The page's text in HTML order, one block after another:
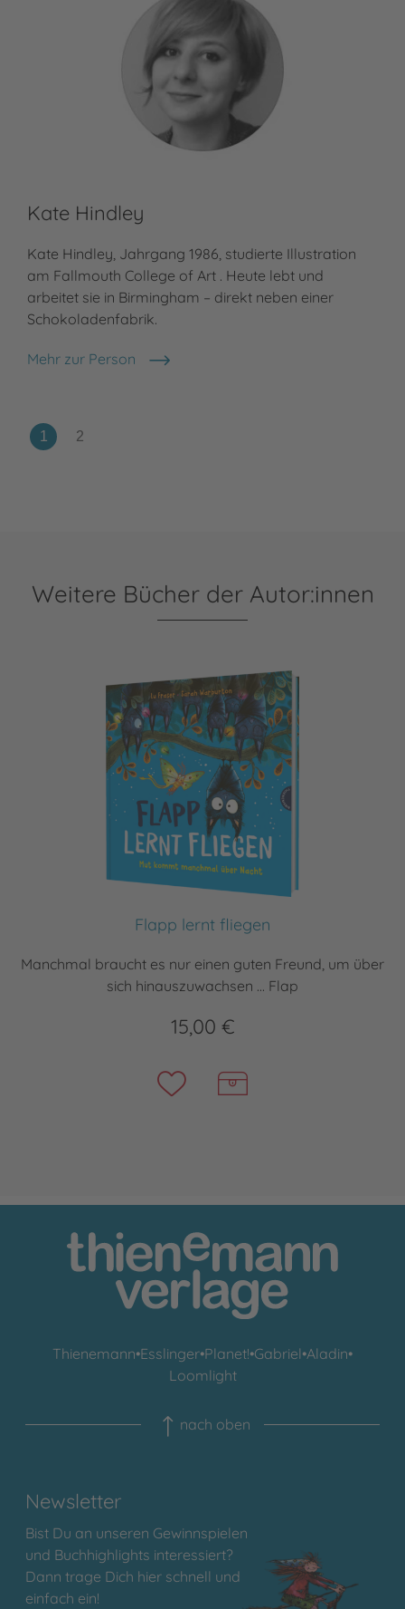
Kate Hindley
Kate Hindley, Jahrgang 1986, studierte Illustration
am Fallmouth College of Art . Heute lebt und
arbeitet sie in Birmingham – direkt neben einer
Schokoladenfabrik.
Mehr zur Person
Kate Hindley
Weitere Bücher der Autor:innen
Flapp lernt fliegen
Manchmal braucht es nur einen guten Freund, um über
sich hinauszuwachsen ... Flap
15,00 €
Thienemann•Esslinger•Planet!•Gabriel•Aladin•
Loomlight
nach oben
Newsletter
Bist Du an unseren Gewinnspielen
und Buchhighlights interessiert?
Dann trage Dich hier schnell und
einfach ein!